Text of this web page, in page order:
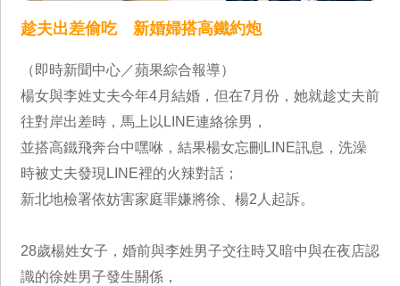
趁夫出差偷吃 新婚婦搭高鐵約炮
（即時新聞中心／蘋果綜合報導）
楊女與李姓丈夫今年4月結婚，但在7月份，她就趁丈夫前
往對岸出差時，馬上以LINE連絡徐男，
並搭高鐵飛奔台中嘿咻，結果楊女忘刪LINE訊息，洗澡
時被丈夫發現LINE裡的火辣對話；
新北地檢署依妨害家庭罪嫌將徐、楊2人起訴。
28歲楊姓女子，婚前與李姓男子交往時又暗中與在夜店認
識的徐姓男子發生關係，